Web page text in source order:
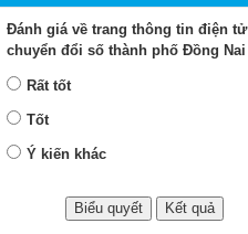
Đánh giá về trang thông tin điện tử
chuyển đổi số thành phố Đồng Nai
Rất tốt
Tốt
Ý kiến khác